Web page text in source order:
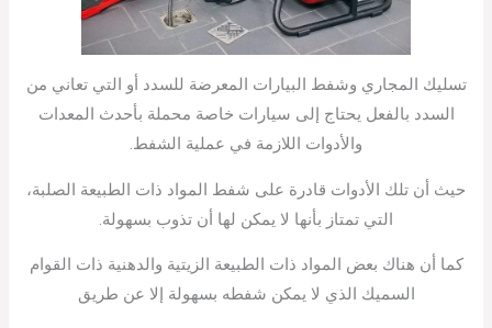
تسليك المجاري وشفط البيارات المعرضة للسدد أو التي تعاني من
السدد بالفعل يحتاج إلى سيارات خاصة محملة بأحدث المعدات
والأدوات اللازمة في عملية الشفط.
حيث أن تلك الأدوات قادرة على شفط المواد ذات الطبيعة الصلبة،
التي تمتاز بأنها لا يمكن لها أن تذوب بسهولة.
كما أن هناك بعض المواد ذات الطبيعة الزيتية والدهنية ذات القوام
السميك الذي لا يمكن شفطه بسهولة إلا عن طريق